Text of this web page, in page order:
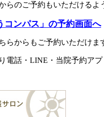
らのご予約もいただけるよ
コンパス」の予約画面へ
らからもご予約いただけま
電話・LINE・当院予約ア